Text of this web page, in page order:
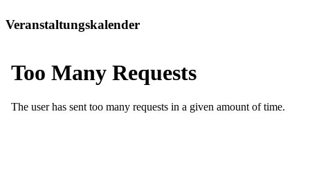
Veranstaltungskalender